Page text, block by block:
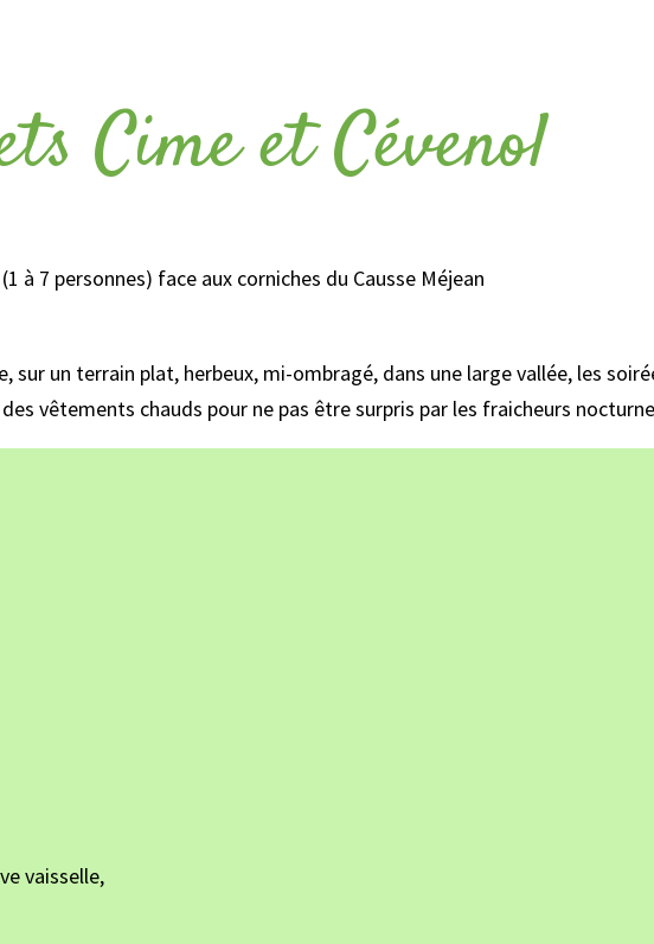
Cime et Cévenol
à 7 personnes) face aux corniches du Causse Méjean
un terrain plat, herbeux, mi-ombragé, dans une large vallée, les
vêtements chauds pour ne pas être surpris par les fraicheurs
vaisselle,